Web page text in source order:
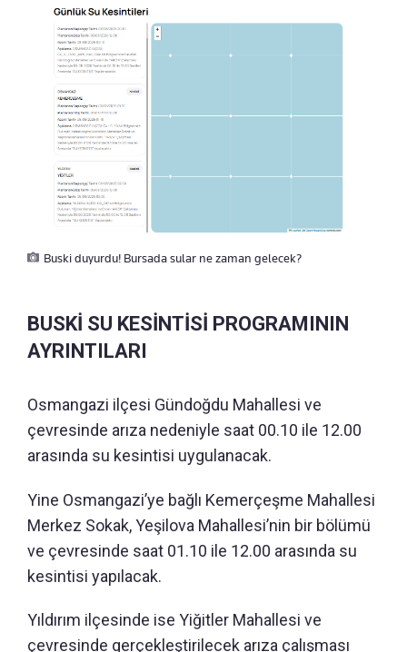
Buski duyurdu! Bursada sular ne zaman gelecek?
BUSKİ SU KESİNTİSİ PROGRAMININ
AYRINTILARI
Osmangazi ilçesi Gündoğdu Mahallesi ve
çevresinde arıza nedeniyle saat 00.10 ile 12.00
arasında su kesintisi uygulanacak.
Yine Osmangazi’ye bağlı Kemerçeşme Mahallesi
Merkez Sokak, Yeşilova Mahallesi’nin bir bölümü
ve çevresinde saat 01.10 ile 12.00 arasında su
kesintisi yapılacak.
Yıldırım ilçesinde ise Yiğitler Mahallesi ve
çevresinde gerçekleştirilecek arıza çalışması